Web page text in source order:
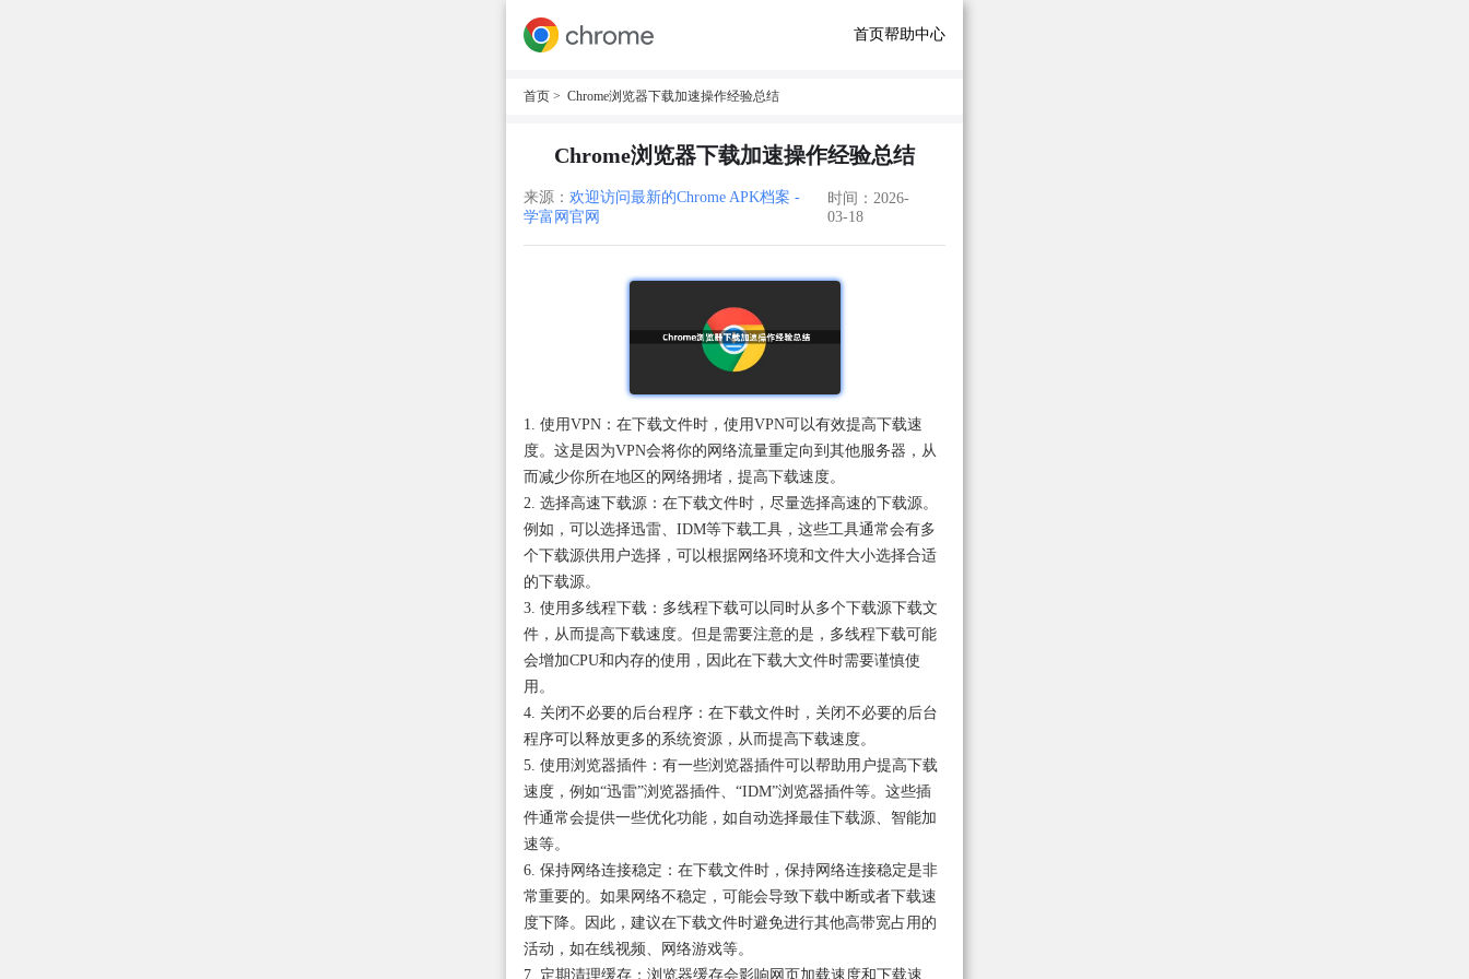
首页帮助中心
首页 > Chrome浏览器下载加速操作经验总结
Chrome浏览器下载加速操作经验总结
来源： 欢迎访问最新的Chrome APK档案 -
学富网官网
时间：2026-
03-18
1. 使用VPN：在下载文件时，使用VPN可以有效提高下载速
度。这是因为VPN会将你的网络流量重定向到其他服务器，从
而减少你所在地区的网络拥堵，提高下载速度。
2. 选择高速下载源：在下载文件时，尽量选择高速的下载源。
例如，可以选择迅雷、IDM等下载工具，这些工具通常会有多
个下载源供用户选择，可以根据网络环境和文件大小选择合适
的下载源。
3. 使用多线程下载：多线程下载可以同时从多个下载源下载文
件，从而提高下载速度。但是需要注意的是，多线程下载可能
会增加CPU和内存的使用，因此在下载大文件时需要谨慎使
用。
4. 关闭不必要的后台程序：在下载文件时，关闭不必要的后台
程序可以释放更多的系统资源，从而提高下载速度。
5. 使用浏览器插件：有一些浏览器插件可以帮助用户提高下载
速度，例如“迅雷”浏览器插件、“IDM”浏览器插件等。这些插
件通常会提供一些优化功能，如自动选择最佳下载源、智能加
速等。
6. 保持网络连接稳定：在下载文件时，保持网络连接稳定是非
常重要的。如果网络不稳定，可能会导致下载中断或者下载速
度下降。因此，建议在下载文件时避免进行其他高带宽占用的
活动，如在线视频、网络游戏等。
7. 定期清理缓存：浏览器缓存会影响网页加载速度和下载速